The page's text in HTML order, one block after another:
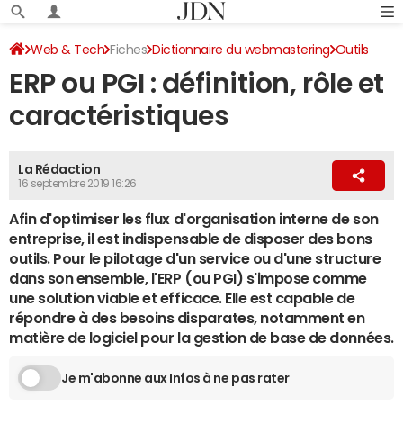
Web & Tech Fiches Dictionnaire du webmastering Outils
ERP ou PGI : définition, rôle et
caractéristiques
La Rédaction
16 septembre 2019 16:26
Afin d'optimiser les flux d'organisation interne de son
entreprise, il est indispensable de disposer des bons
outils. Pour le pilotage d'un service ou d'une structure
dans son ensemble, l'ERP (ou PGI) s'impose comme
une solution viable et efficace. Elle est capable de
répondre à des besoins disparates, notamment en
matière de logiciel pour la gestion de base de données.
Je m'abonne aux Infos à ne pas rater